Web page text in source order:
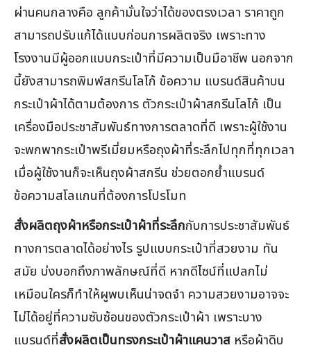
ผ่านคนกลางคือ ลูกค้ามั่นใจว่าได้ของตรงเวลา ราคาถูก
สามารถปรับแก้ได้แบบก่อนการผลิตจริง เพราะทาง
โรงงานมีผู้ออกแบบกระเป๋าที่มีความเป็นมือาชีพ นอกจาก
นี้ยังสามารถพิมพ์สกรีนโลโก้ ข้อความ แบรนด์สินค้าบน
กระเป๋าผ้าได้ตามต้องการ ตัวกระเป๋าผ้าสกรีนโลโก้ เป็น
เครื่องมือประชาสัมพันธ์ทางการตลาดที่ดี เพราะผู้ใช้งาน
จะพกพากระเป๋าพรีเมี่ยมหรือถุงผ้าที่ระลึกไปทุกที่ทุกเวลา
เมื่อผู้ใช้งานก็จะเห็นถุงผ้าสกรีน ช่วยตอกย้ำแบรนด์
ข้อความสโลแกนที่ต้องการโปรโมท
สั่งผลิตถุงผ้าหรือกระเป๋าผ้าที่ระลึกกับการประชาสัมพันธ์
ทางการตลาดได้อย่างไร รูปแบบกระเป๋าที่สวยงาม ทัน
สมัย บ่งบอกถึงภาพลักษณ์ที่ดี หากดีไซน์ที่แปลกไม่
เหมือนใครก็ทำให้ผูพบเห็นน่าจดจำ ความสวยงามอาจจะ
ไม่ได้อยู่ที่ความซับซ้อนของตัวกระเป๋าผ้า เพราะบาง
แบรนด์ที่สั่งผลิตเป็นทรงกระเป๋าผ้าแคนวาส หรือผ้าดิบ